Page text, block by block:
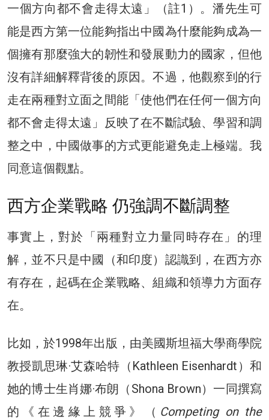
一個方向都不會走得太遠」（註1）。潘先生可
能是西方第一位能夠指出中國為什麼能夠成為一
個擁有那麼強大的韌性和發展動力的國家，但他
沒有詳細解釋背後的原因。不過，他觀察到的行
走在兩種對立面之間能「使他們在任何一個方向
都不會走得太遠」反映了在不斷試驗、學習和調
整之中，中國做事的方式更能避免走上極端。我
同意這個觀點。
西方企業戰略 仍強調不斷調整
事實上，對於「兩種對立力量同時存在」的理
解，並不只是中國（和印度）認識到，在西方亦
有存在，起碼在企業戰略、組織和領導力方面存
在。
比如，於1998年出版，由美國斯坦福大學商學院
教授凱思琳·艾森哈特（Kathleen Eisenhardt）和
她的博士生肖娜·布朗（Shona Brown）一同撰寫
的《在邊緣上競爭》（ Competing on the